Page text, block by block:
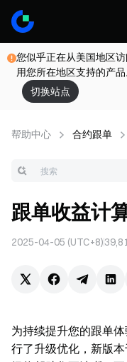
您似乎正在从美国地区
用您所在地区支持的产品
切换站点
帮助中心 合约跟单
跟单收益计
2025-04-05 (UTC+8)
为持续提升您的跟单
行了升级优化，新版